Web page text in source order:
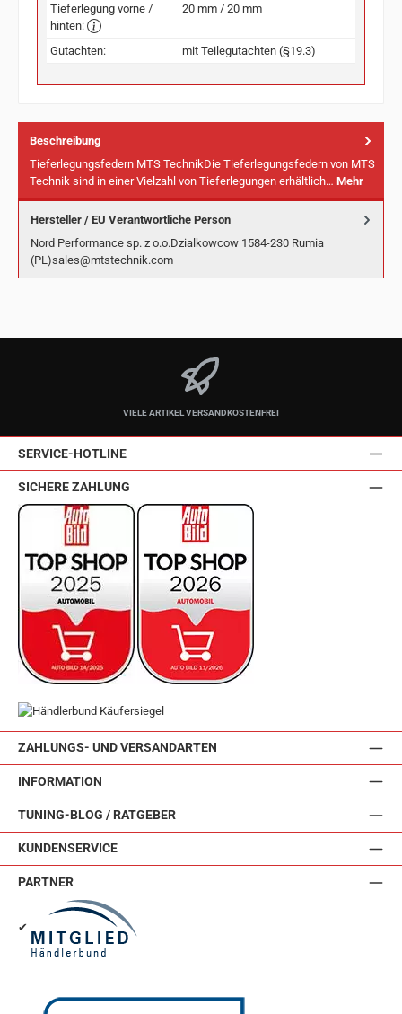
Tieferlegung vorne /
hinten:
20 mm / 20 mm
Gutachten: mit Teilegutachten (§19.3)
Beschreibung
Tieferlegungsfedern MTS TechnikDie Tieferlegungsfedern von MTS
Technik sind in einer Vielzahl von Tieferlegungen erhältlich… Mehr
Hersteller / EU Verantwortliche Person
Nord Performance sp. z o.o.Dzialkowcow 1584-230 Rumia
(PL)sales@mtstechnik.com
VIELE ARTIKEL VERSANDKOSTENFREI
SERVICE-HOTLINE
ZAHLUNGS- UND VERSANDARTEN
INFORMATION
TUNING-BLOG / RATGEBER
KUNDENSERVICE
SICHERE ZAHLUNG
PARTNER
✔